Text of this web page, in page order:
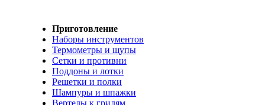
Приготовление
Наборы инструментов
Термометры и щупы
Сетки и противни
Поддоны и лотки
Решетки и полки
Шампуры и шпажки
Вертелы к грилям